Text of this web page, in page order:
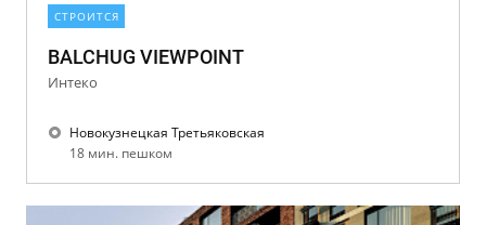
СТРОИТСЯ
BALCHUG VIEWPOINT
Интеко
Новокузнецкая Третьяковская
18 мин. пешком